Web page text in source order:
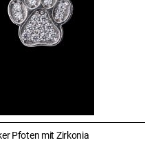
Pfoten mit Zirkonia